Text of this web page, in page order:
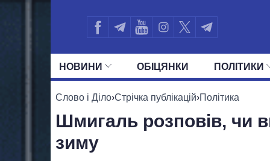
НОВИНИ ОБIЦЯНКИ ПОЛIТИКИ
УСІ ПОЛІТИКИ ПРЕЗИДЕНТ І ОФІС
Слово і Діло›Стрічка публікацій›Політика
Шмигаль розповів, чи
зиму